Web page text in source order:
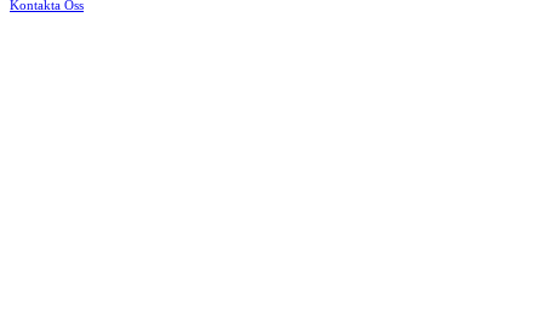
Kontakta Oss